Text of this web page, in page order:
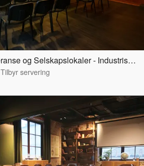
Håndverkeren Konferanse og Selskapslokaler - Industrisalen
Tilbyr servering